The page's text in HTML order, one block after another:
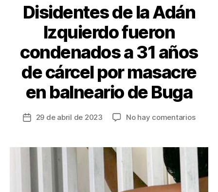
Disidentes de la Adán
Izquierdo fueron
condenados a 31 años
de cárcel por masacre
en balneario de Buga
Fecha
entrada
29 de abril de 2023 No hay comentariosen
la
Adán
fueron